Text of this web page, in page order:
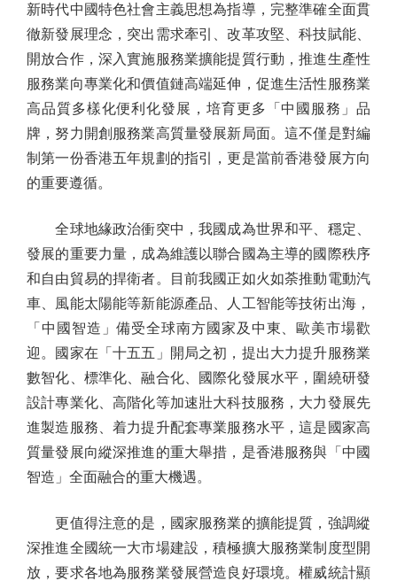
新時代中國特色社會主義思想為指導，完整準確全面貫
徹新發展理念，突出需求牽引、改革攻堅、科技賦能、
開放合作，深入實施服務業擴能提質行動，推進生產性
服務業向專業化和價值鏈高端延伸，促進生活性服務業
高品質多樣化便利化發展，培育更多「中國服務」品
牌，努力開創服務業高質量發展新局面。這不僅是對編
制第一份香港五年規劃的指引，更是當前香港發展方向
的重要遵循。
全球地緣政治衝突中，我國成為世界和平、穩定、
發展的重要力量，成為維護以聯合國為主導的國際秩序
和自由貿易的捍衛者。目前我國正如火如荼推動電動汽
車、風能太陽能等新能源產品、人工智能等技術出海，
「中國智造」備受全球南方國家及中東、歐美市場歡
迎。國家在「十五五」開局之初，提出大力提升服務業
數智化、標準化、融合化、國際化發展水平，圍繞研發
設計專業化、高階化等加速壯大科技服務，大力發展先
進製造服務、着力提升配套專業服務水平，這是國家高
質量發展向縱深推進的重大舉措，是香港服務與「中國
智造」全面融合的重大機遇。
更值得注意的是，國家服務業的擴能提質，強調縱
深推進全國統一大市場建設，積極擴大服務業制度型開
放，要求各地為服務業發展營造良好環境。權威統計顯